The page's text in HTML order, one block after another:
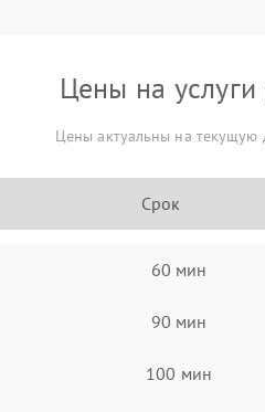
Цены на
Цены актуальны на текущую
Срок
60 мин
90 мин
100 мин